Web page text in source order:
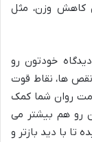
کاهش وزن، مثل
خودتون رو
ها، نقاط قوت
روان شما کمک
رو هم بیشتر می
تا با دید بازتر و